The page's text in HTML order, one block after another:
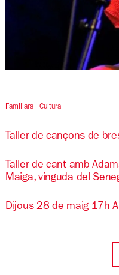
Familiars Cultura
Taller de cançons de
Taller de cant amb
Maiga, vinguda del
Dijous 28 de maig 17h